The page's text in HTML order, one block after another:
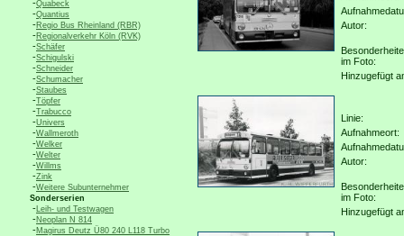
-Quabeck
-Quantius
-Regio Bus Rheinland (RBR)
-Regionalverkehr Köln (RVK)
-Schäfer
-Schigulski
-Schneider
-Schumacher
-Staubes
-Töpfer
-Trabucco
-Univers
-Wallmeroth
-Welker
-Welter
-Willms
-Zink
-Weitere Subunternehmer
Sonderserien
-Leih- und Testwagen
-Neoplan N 814
-Magirus Deutz Ü80 240 L118 Turbo
Autor:
im Foto:
Hinzugefügt
Linie:
Aufnahmeort:
Autor:
im Foto:
Hinzugefügt